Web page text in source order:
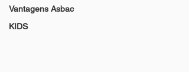
Vantagens Asbac
KIDS